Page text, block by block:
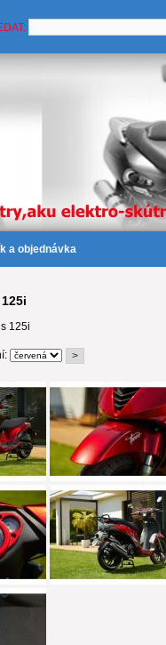
a objednávka
125i